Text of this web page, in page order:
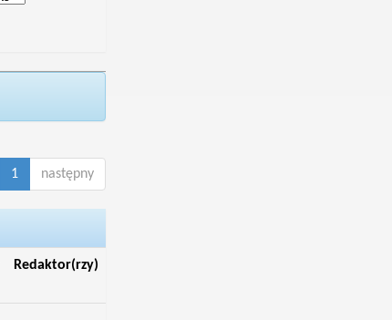
1 następny
Redaktor(rzy)